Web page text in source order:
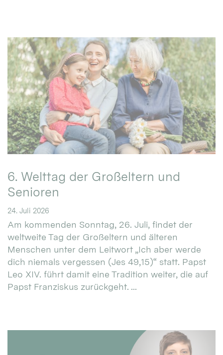
6. Welttag der Großeltern und
Senioren
24. Juli 2026
Am kommenden Sonntag, 26. Juli, findet der
weltweite Tag der Großeltern und älteren
Menschen unter dem Leitwort „Ich aber werde
dich niemals vergessen (Jes 49,15)“ statt. Papst
Leo XIV. führt damit eine Tradition weiter, die auf
Papst Franziskus zurückgeht. ...